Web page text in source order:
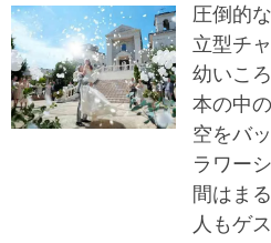
圧倒的
立型チ
幼いこ
本の中
空をバ
ラワー
間はま
人もゲ